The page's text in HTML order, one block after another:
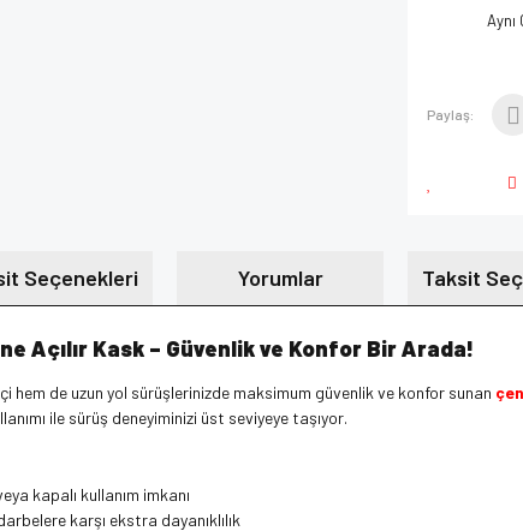
Aynı
Paylaş:
Seçenekleri Yorumlar Taksit
Açılır Kask – Güvenlik ve Konfor Bir Arada!
hem de uzun yol sürüşlerinizde maksimum güvenlik ve konfor sunan
ile sürüş deneyiminizi üst seviyeye taşıyor.
kapalı kullanım imkanı
karşı ekstra dayanıklılık